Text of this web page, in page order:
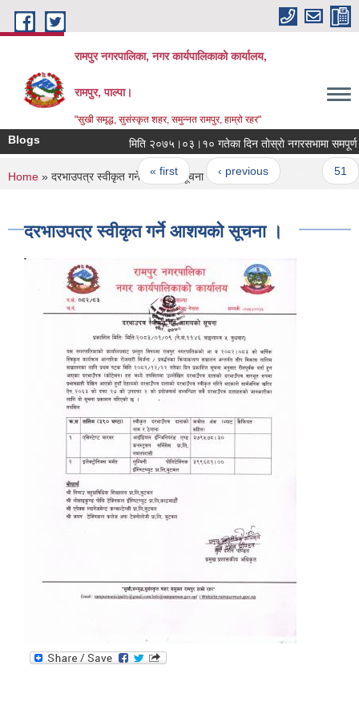
Skip to main content
रामपुर नगरपालिका, नगर कार्यपालिकाको कार्यालय,
रामपुर, पाल्पा।
"सुखी समृद्ध, सुसंस्कृत शहर, समुन्नत रामपुर, हाम्रो रहर"
Blogs मिति
Pages
« first ‹ previous
You are here
Home » दरभाउपत्र स्वीकृत गर्ने आशयको सूचना ।
दरभाउपत्र स्वीकृत गर्ने आशयको सूचना ।